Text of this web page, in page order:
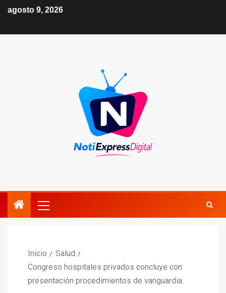
agosto 9, 2026
Inicio
Salud
Congreso hospitales privados concluye con
presentación procedimientos de vanguardia.